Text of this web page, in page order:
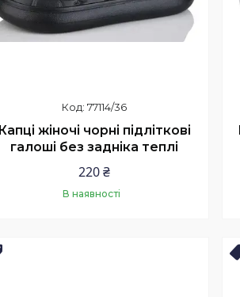
77114/36
Капці жіночі чорні підліткові
галоші без задніка теплі
220 ₴
В наявності